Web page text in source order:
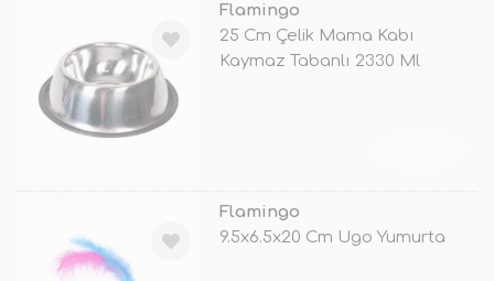
Flamingo
25 Cm Çelik Mama Kabı
Kaymaz Tabanlı 2330 Ml
Flamingo
9.5x6.5x20 Cm Ugo Yumurta